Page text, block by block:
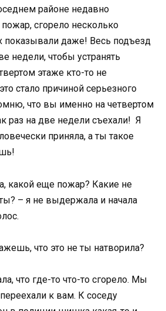
районе недавно
сгорело несколько
показывали даже! Весь подъезд
недели, чтобы устранять
этаже кто-то не
стало причиной серьезного
что вы именно на четвертом
раз на две недели съехали! Я
приняла, а ты такое
какой еще пожар? Какие не
– я не выдержала и начала
что это не ты натворила?
что где-то что-то сгорело. Мы
к вам. К соседу